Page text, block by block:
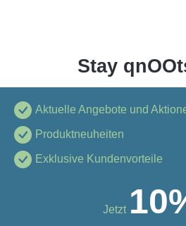
Stay
Aktuelle Angebote und
Produktneuheiten
Exklusive Kundenvorteile
Jetzt